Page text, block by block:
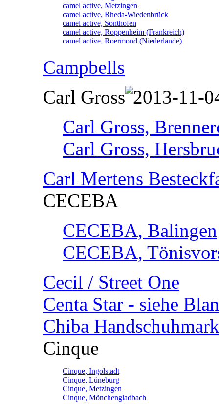
camel active, Metzingen
camel active, Rheda-Wiedenbrück
camel active, Sonthofen
camel active, Roppenheim (Frankreich)
camel active, Roermond (Niederlande)
Campbells
Carl Gross
Carl Gross,
Carl Gross,
Carl Mertens
CECEBA
CECEBA, Balingen
CECEBA,
Cecil / Street One
Centa Star - siehe
Chiba
Cinque
Cinque, Ingolstadt
Cinque, Lüneburg
Cinque, Metzingen
Cinque, Mönchengladbach